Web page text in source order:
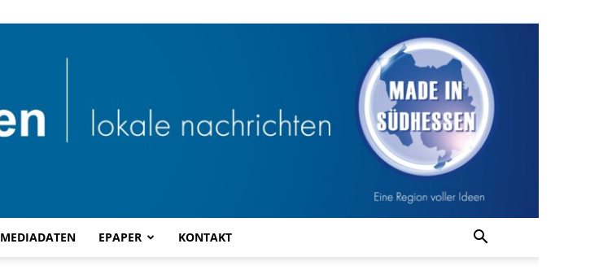
MEDIADATEN EPAPER KONTAKT